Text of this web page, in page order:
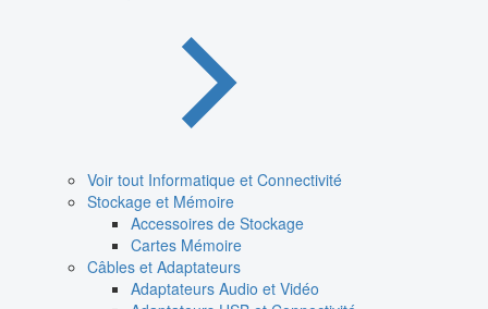
Voir tout Informatique et Connectivité
Stockage et Mémoire
Accessoires de Stockage
Cartes Mémoire
Câbles et Adaptateurs
Adaptateurs Audio et Vidéo